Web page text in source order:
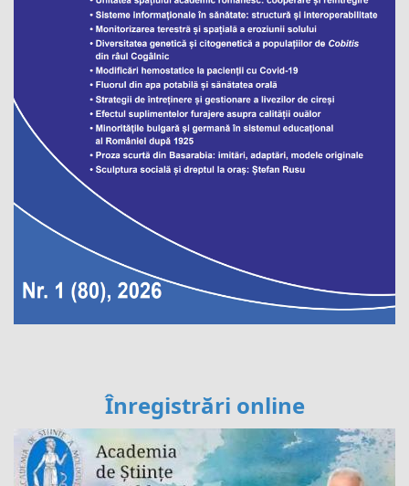
Înregistrări online